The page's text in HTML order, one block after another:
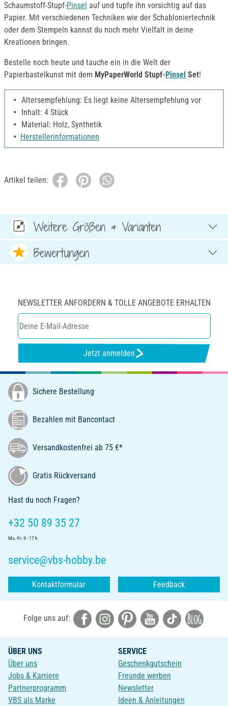
Schaumstoff-Stupf-Pinsel auf und tupfe ihn vorsichtig auf das
Papier. Mit verschiedenen Techniken wie der Schabloniertechnik
oder dem Stempeln kannst du noch mehr Vielfalt in deine
Kreationen bringen.
Bestelle noch heute und tauche ein in die Welt der
Papierbastelkunst mit dem MyPaperWorld Stupf- Pinsel Set!
Altersempfehlung: Es liegt keine Altersempfehlung vor
Inhalt: 4 Stück
Material: Holz, Synthetik
Herstellerinformationen
Artikel teilen:
Weitere Größen & Varianten
Bewertungen
NEWSLETTER ANFORDERN & TOLLE ANGEBOTE ERHALTEN
Jetzt anmelden
Sichere Bestellung
Bezahlen mit Bancontact
Versandkostenfrei ab 75 €*
Gratis Rückversand
Hast du noch Fragen?
+32 50 89 35 27
Mo.-Fr. 9 - 17 h
service@vbs-hobby.be
Kontaktformular Feedback
Folge uns auf:
ÜBER UNS
Über uns
Jobs & Karriere
Partnerprogramm
VBS als Marke
SERVICE
Geschenkgutschein
Freunde werben
Newsletter
Ideen & Anleitungen